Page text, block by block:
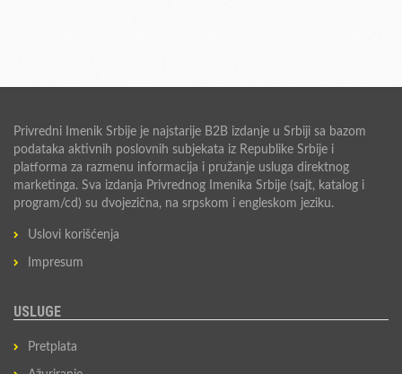
Privredni Imenik Srbije je najstarije B2B izdanje u Srbiji sa bazom
podataka aktivnih poslovnih subjekata iz Republike Srbije i
platforma za razmenu informacija i pružanje usluga direktnog
marketinga. Sva izdanja Privrednog Imenika Srbije (sajt, katalog i
program/cd) su dvojezična, na srpskom i engleskom jeziku.
Uslovi korišćenja
Impresum
USLUGE
Pretplata